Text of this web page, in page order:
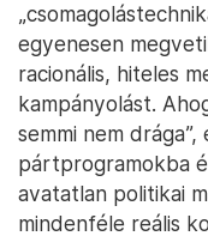
egyenesen
racionális, hiteles
kampányolást.
semmi nem
pártprogramokba
avatatlan politikai
mindenféle reális